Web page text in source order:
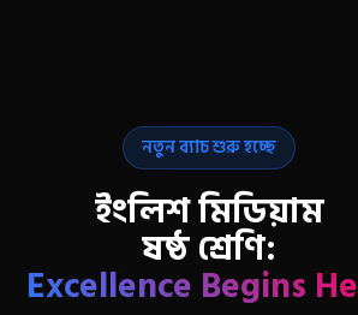
নতুন ব্যাচ শুরু হচ্ছে
ইংলিশ মিডিয়াম
ষষ্ঠ শ্রেণি:
Excellence Begins